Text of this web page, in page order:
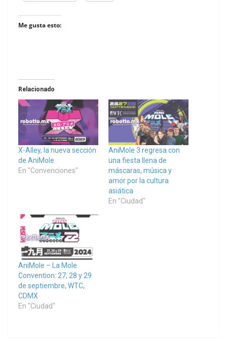
Me gusta esto:
Relacionado
X-Alley, la nueva sección
de AniMole
En "Convenciones"
AniMole 3 regresa con
una fiesta llena de
máscaras, música y
amor por la cultura
asiática
En "Ciudad"
AniMole – La Mole
Convention: 27, 28 y 29
de septiembre, WTC,
CDMX
En "Ciudad"